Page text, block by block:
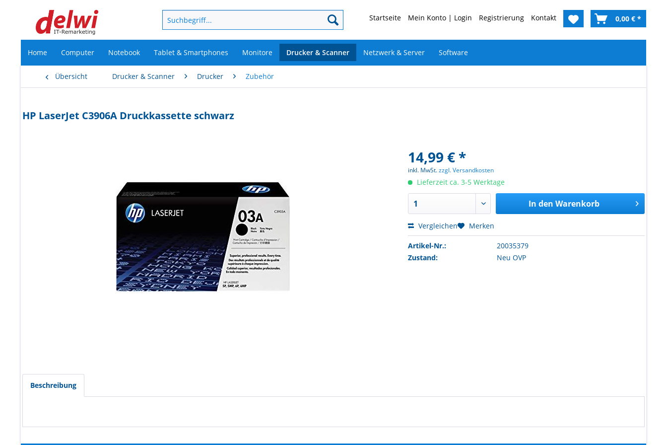
Startseite Mein Konto | Login Registrierung Kontakt 0,00 € *
Home Computer Notebook Tablet & Smartphones Monitore Drucker & Scanner Netzwerk & Server Software
Übersicht Drucker & Scanner Drucker Zubehör
HP LaserJet C3906A Druckkassette schwarz
14,99 € *
inkl. MwSt.zzgl. Versandkosten
Lieferzeit ca. 3-5 Werktage
In den Warenkorb
Vergleichen Merken
Artikel-Nr.:
20035379
Zustand:
Neu OVP
Beschreibung